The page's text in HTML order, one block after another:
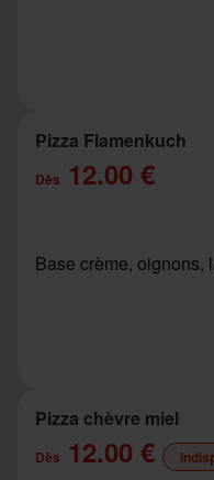
Pizza Flamenkuch
Dès 12.00 €
Base crème, oignons,
Pizza chèvre miel
Dès 12.00 €